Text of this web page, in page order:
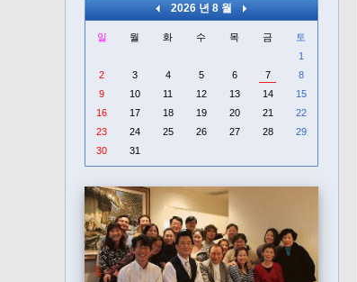
2026 년 8 월
일 월 화 수 목 금
토
1
2
3 4 5 6 7
8
9
10 11 12 13 14
15
16
17 18 19 20 21
22
23
24 25 26 27 28
29
30
31